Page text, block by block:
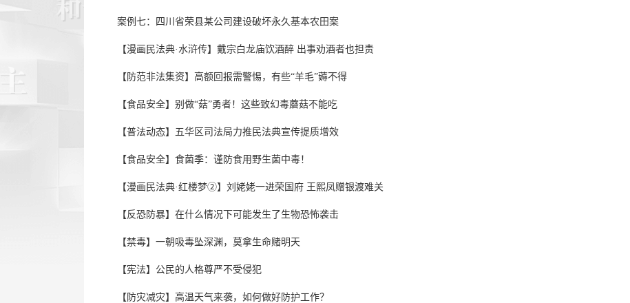
案例七：四川省荣县某公司建设破坏永久基本农田案
【漫画民法典·水浒传】戴宗白龙庙饮酒醉 出事劝酒者也担责
【防范非法集资】高额回报需警惕，有些“羊毛”薅不得
【食品安全】别做“菇”勇者！这些致幻毒蘑菇不能吃
【普法动态】五华区司法局力推民法典宣传提质增效
【食品安全】食菌季：谨防食用野生菌中毒！
【漫画民法典·红楼梦②】刘姥姥一进荣国府 王熙凤赠银渡难关
【反恐防暴】在什么情况下可能发生了生物恐怖袭击
【禁毒】一朝吸毒坠深渊，莫拿生命赌明天
【宪法】公民的人格尊严不受侵犯
【防灾减灾】高温天气来袭，如何做好防护工作？